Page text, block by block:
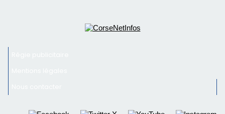
© 2026 corsenetinfos